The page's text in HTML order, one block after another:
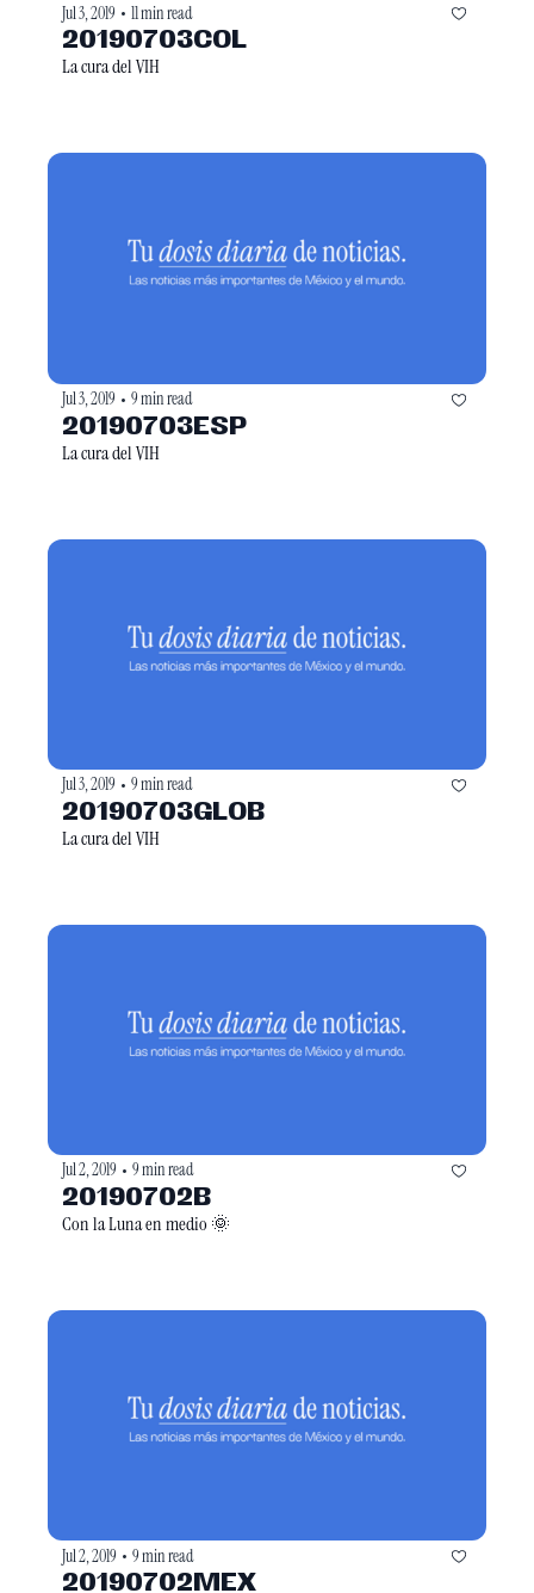
Jul 3, 2019 • 11 min read
20190703COL
La cura del VIH
Jul 3, 2019 • 9 min read
20190703ESP
La cura del VIH
Jul 3, 2019 • 9 min read
20190703GLOB
La cura del VIH
Jul 2, 2019 • 9 min read
20190702B
Con la Luna en medio 🌞
Jul 2, 2019 • 9 min read
20190702MEX